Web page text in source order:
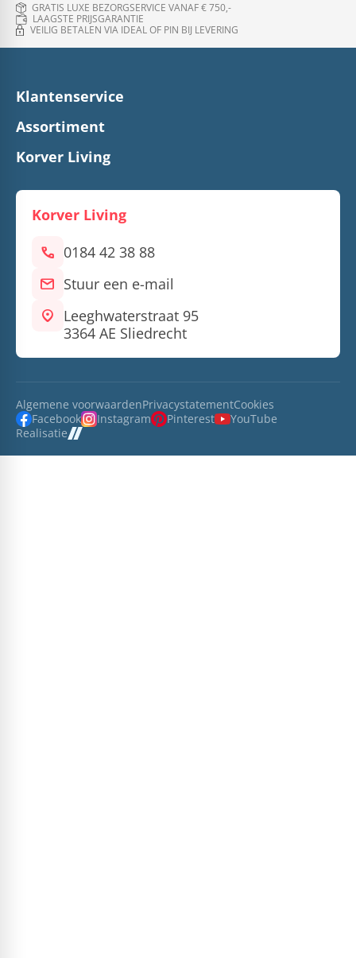
GRATIS LUXE BEZORGSERVICE VANAF € 750,-
LAAGSTE PRIJSGARANTIE
VEILIG BETALEN VIA IDEAL OF PIN BIJ LEVERING
Klantenservice
Assortiment
Korver Living
Korver Living
call 0184 42 38 88
mail Stuur een e-mail
location_on Leeghwaterstraat 95
3364 AE Sliedrecht
Algemene voorwaardenPrivacystatementCookies
Facebook
Instagram Pinterest
YouTube
Realisatie